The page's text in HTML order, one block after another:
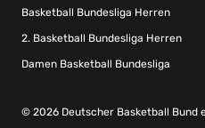
Basketball Bundesliga Herren
2. Basketball Bundesliga Herren
Damen Basketball Bundesliga
© 2026 Deutscher Basketball Bund